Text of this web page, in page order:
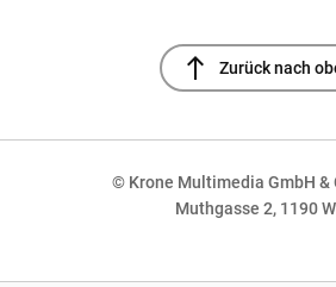
north Zurück nach
© Krone Multimedia GmbH &
Muthgasse 2, 1190